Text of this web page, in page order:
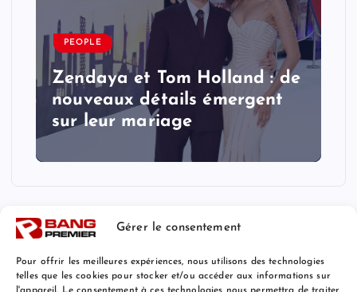
Gérer le consentement
Pour offrir les meilleures expériences, nous utilisons des technologies
telles que les cookies pour stocker et/ou accéder aux informations sur
PEOPLE
Zendaya et Tom Holland : de
nouveaux détails émergent
sur leur mariage